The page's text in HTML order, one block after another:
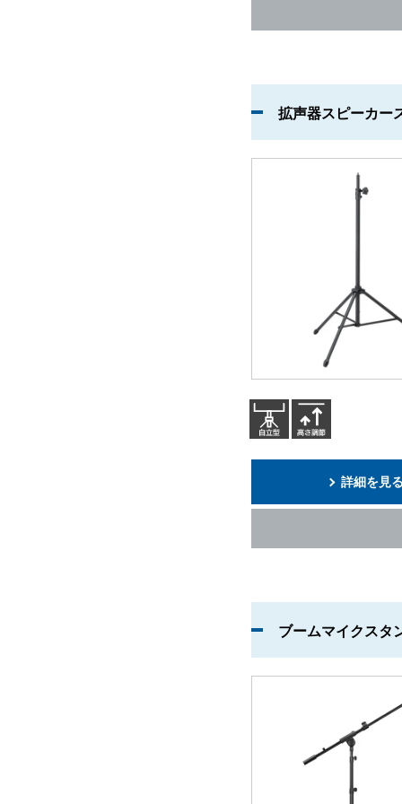
拡声器スピーカー
詳細を見
ブームマイクスタ